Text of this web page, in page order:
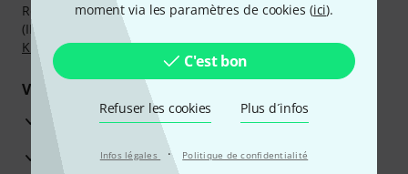
moment via les paramètres de cookies (ici).
C'est bon
Refuser les cookies Plus d´infos
Infos légales · Politique de confidentialité
Réglez de manière sûre et sécurisée par Virement
(IBAN/BIC), PayPal, Amazon Pay,
Klarna Payer en 3 foisou Carte de crédit.
Vos avantages
Ga­ran­tie Thomann 3 ans
Garantie 30 jours satisfait ou remboursé